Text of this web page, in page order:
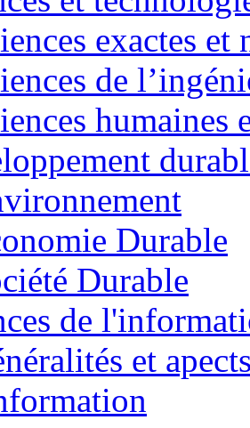
exactes et
de
humaines
Durable
Durable
de
et